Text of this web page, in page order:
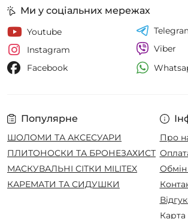
Популярне
ШОЛОМИ ТА АКСЕСУАРИ
ПЛИТОНОСКИ ТА БРОНЕЗАХИСТ
МАСКУВАЛЬНІ СІТКИ MILITEX
КАРЕМАТИ ТА СИДУШКИ
Про
Карта
Ми у соціальних мережах
Youtube
Instagram
Facebook
Viber